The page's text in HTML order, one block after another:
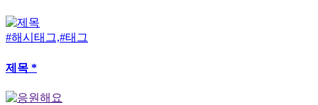
#해시태그,#태그
제목 *